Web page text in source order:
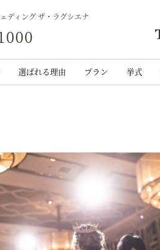
ディング ザ・ラグシエナ
選ばれる理由 プラン 挙式